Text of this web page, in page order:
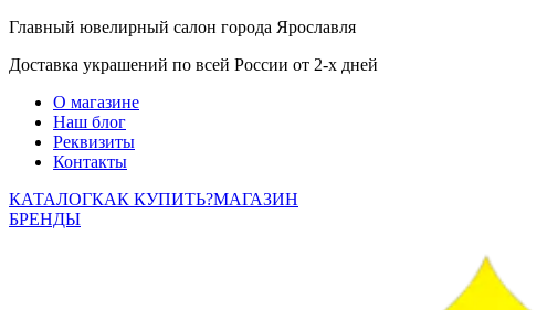
Главный ювелирный салон города Ярославля
Доставка украшений по всей России от 2-х дней
О магазине
Наш блог
Реквизиты
Контакты
КАТАЛОГКАК КУПИТЬ?МАГАЗИН
БРЕНДЫ